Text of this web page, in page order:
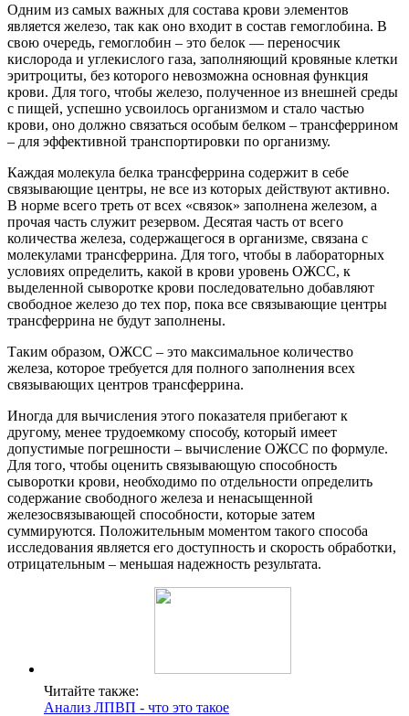
Одним из самых важных для состава крови элементов
является железо, так как оно входит в состав гемоглобина. В
свою очередь, гемоглобин – это белок — переносчик
кислорода и углекислого газа, заполняющий кровяные клетки
эритроциты, без которого невозможна основная функция
крови. Для того, чтобы железо, полученное из внешней среды
с пищей, успешно усвоилось организмом и стало частью
крови, оно должно связаться особым белком – трансферрином
– для эффективной транспортировки по организму.
Каждая молекула белка трансферрина содержит в себе
связывающие центры, не все из которых действуют активно.
В норме всего треть от всех «связок» заполнена железом, а
прочая часть служит резервом. Десятая часть от всего
количества железа, содержащегося в организме, связана с
молекулами трансферрина. Для того, чтобы в лабораторных
условиях определить, какой в крови уровень ОЖСС, к
выделенной сыворотке крови последовательно добавляют
свободное железо до тех пор, пока все связывающие центры
трансферрина не будут заполнены.
Таким образом, ОЖСС – это максимальное количество
железа, которое требуется для полного заполнения всех
связывающих центров трансферрина.
Иногда для вычисления этого показателя прибегают к
другому, менее трудоемкому способу, который имеет
допустимые погрешности – вычисление ОЖСС по формуле.
Для того, чтобы оценить связывающую способность
сыворотки крови, необходимо по отдельности определить
содержание свободного железа и ненасыщенной
железосвязывающей способности, которые затем
суммируются. Положительным моментом такого способа
исследования является его доступность и скорость обработки,
отрицательным – меньшая надежность результата.
Читайте также:
Анализ ЛПВП - что это такое